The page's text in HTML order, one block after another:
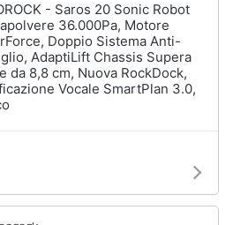
- Saros 20 Sonic Robot
36.000Pa, Motore
Doppio Sistema Anti-
AdaptiLift Chassis Supera
da 8,8 cm, Nuova RockDock,
Vocale SmartPlan 3.0,